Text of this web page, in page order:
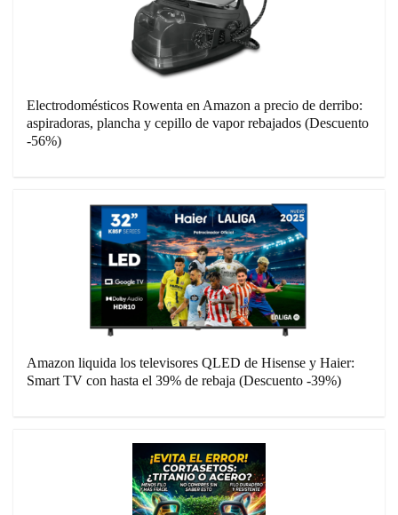
Electrodomésticos Rowenta en Amazon a precio de derribo:
aspiradoras, plancha y cepillo de vapor rebajados (Descuento
-56%)
Amazon liquida los televisores QLED de Hisense y Haier:
Smart TV con hasta el 39% de rebaja (Descuento -39%)